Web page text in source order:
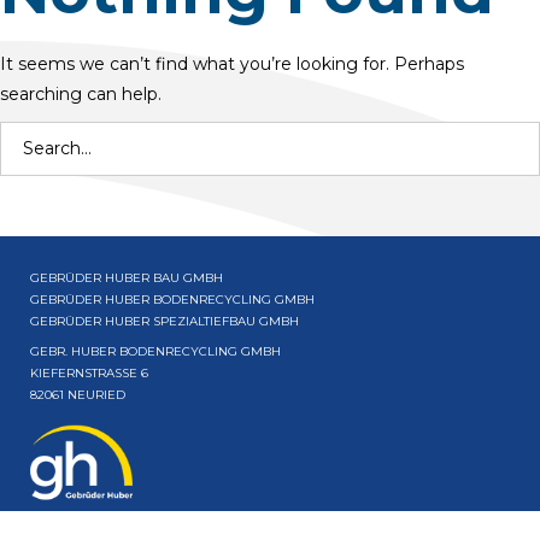
It seems we can’t find what you’re looking for. Perhaps
searching can help.
GEBRÜDER HUBER BAU GMBH
GEBRÜDER HUBER BODENRECYCLING GMBH
GEBRÜDER HUBER SPEZIALTIEFBAU GMBH
GEBR. HUBER BODENRECYCLING GMBH
KIEFERNSTRASSE 6
82061 NEURIED